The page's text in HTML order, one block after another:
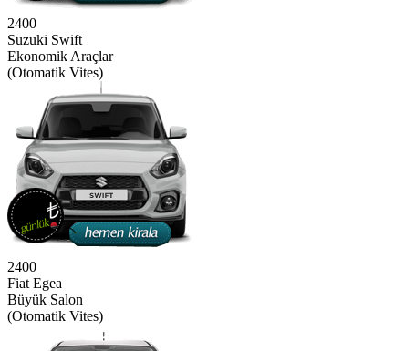
2400
Suzuki Swift
Ekonomik Araçlar
(Otomatik Vites)
2400
Fiat Egea
Büyük Salon
(Otomatik Vites)